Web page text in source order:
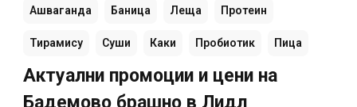
Ашваганда Баница Леща Протеин
Тирамису Суши Каки Пробиотик Пица
Актуални промоции и цени на
Бадемово брашно в Лидл